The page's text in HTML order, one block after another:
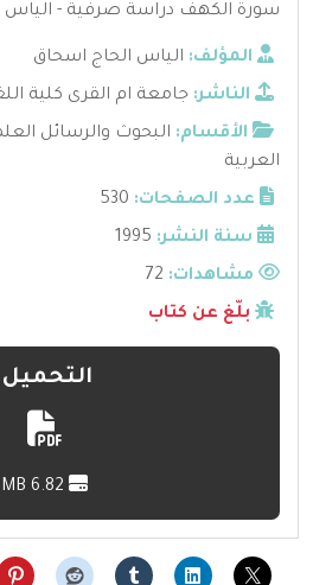
سورة الكهف دراسة صرفية - الياس
المؤلف: الياس الحاج اسحاق
الناشر: جامعة ام القرى كلية
الأقسام: البحوث والرسائل
العربية
عدد الصفحات: 530
سنة النشر: 1995
مشاهدات:
بلّغ عن كتاب
التحميل